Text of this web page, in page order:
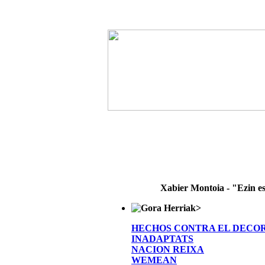
Xabier Montoia - "Ezin
>
HECHOS CONTRA EL
INADAPTATS
NACION REIXA
WEMEAN